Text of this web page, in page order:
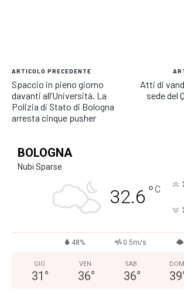
ARTICOLO PRECEDENTE
Spaccio in pieno giorno
davanti all’Università. La
Polizia di Stato di Bologna
arresta cinque pusher
Atti di
sede del
BOLOGNA
Nubi Sparse
32.6 °C
48% 0.5m/s
GIO
31 °
VEN
36°
SAB
36°
DOM
39